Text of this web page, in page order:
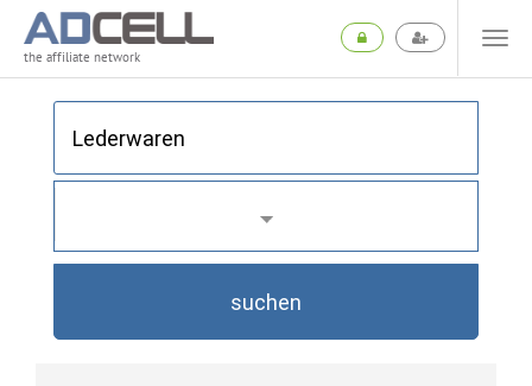
the affiliate network
suchen